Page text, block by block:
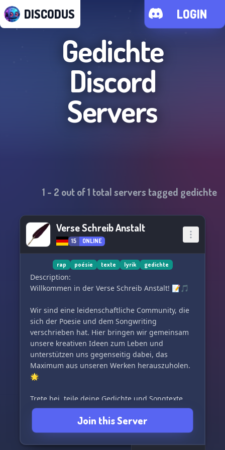
DISCODUS LOGIN
Gedichte
Discord
Servers
1 - 2 out of1 total servers tagged gedichte
Verse Schreib Anstalt
15 ONLINE
rap poésie texte lyrik gedichte
Description:
Willkommen in der Verse Schreib Anstalt! 📝🎵
Wir sind eine leidenschaftliche Community, die
sich der Poesie und dem Songwriting
verschrieben hat. Hier bringen wir gemeinsam
unsere kreativen Ideen zum Leben und
unterstützen uns gegenseitig dabei, das
Maximum aus unseren Werken herauszuholen.
🌟
Trete bei, teile deine Gedichte und Songtexte,
und lass dich von der Inspiration unserer
Mitglieder mitreißen. Zusammen erkunden wir
die Vielfalt der Sprache und Musik und geben
uns gegenseitig Feedback, um uns stetig zu
Join this Server